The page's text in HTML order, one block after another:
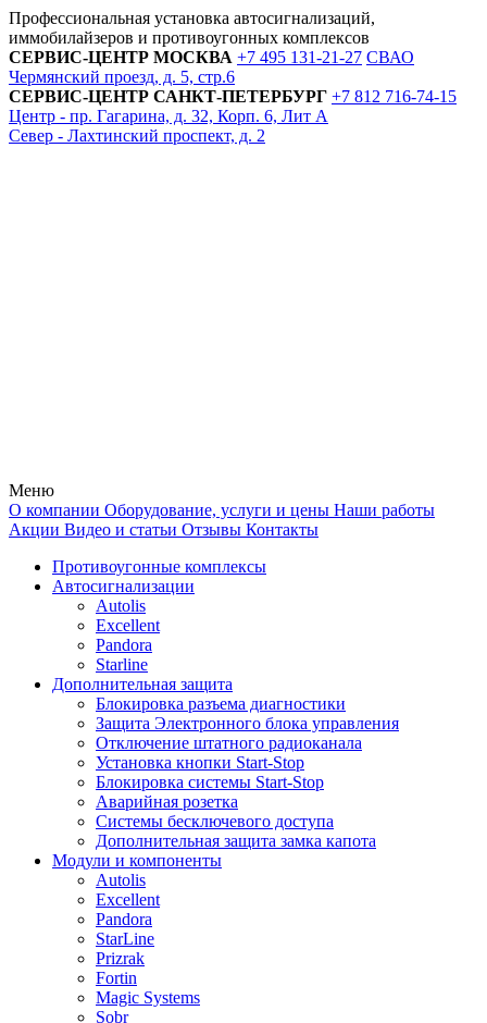
Профессиональная установка автосигнализаций,
иммобилайзеров и противоугонных комплексов
СЕРВИС-ЦЕНТР МОСКВА +7 495 131-21-27 СВАО
Чермянский проезд, д. 5, стр.6
СЕРВИС-ЦЕНТР САНКТ-ПЕТЕРБУРГ +7 812 716-74-15
Центр - пр. Гагарина, д. 32, Корп. 6, Лит А
Север - Лахтинский проспект, д. 2
Меню
О компании Оборудование, услуги и цены Наши работы
Акции Видео и статьи Отзывы Контакты
Противоугонные комплексы
Автосигнализации
Autolis
Excellent
Pandora
Starline
Дополнительная защита
Блокировка разъема диагностики
Защита Электронного блока управления
Отключение штатного радиоканала
Установка кнопки Start-Stop
Блокировка системы Start-Stop
Аварийная розетка
Системы бесключевого доступа
Дополнительная защита замка капота
Модули и компоненты
Autolis
Excellent
Pandora
StarLine
Prizrak
Fortin
Magic Systems
Sobr